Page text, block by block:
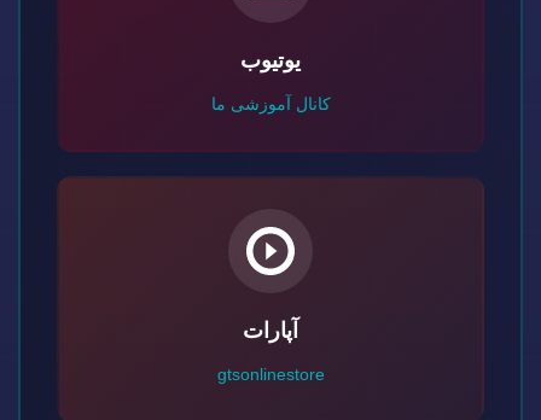
یوتیوب
کانال آموزشی ما
آپارات
gtsonlinestore